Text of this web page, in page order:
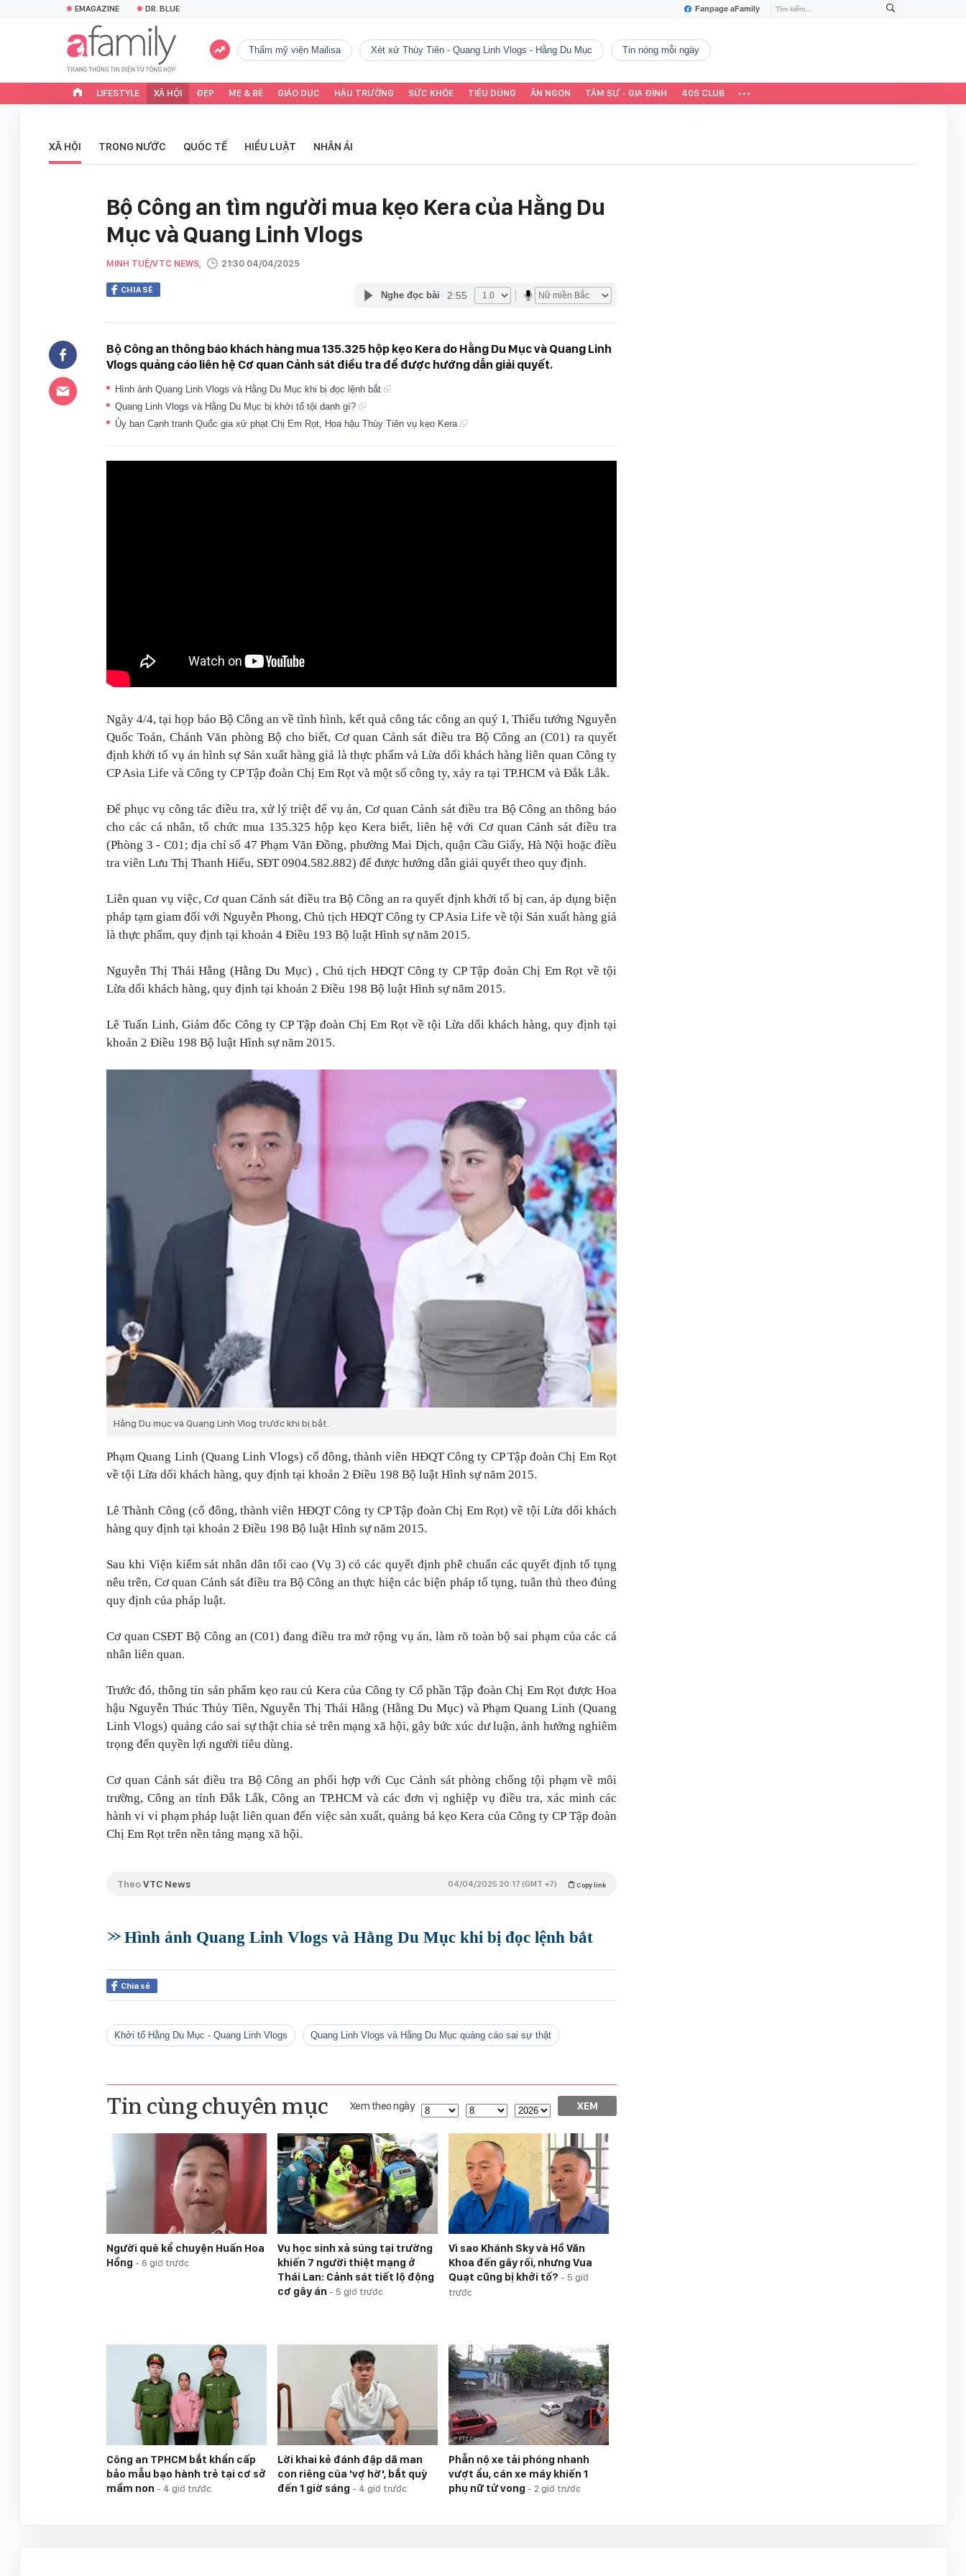
Fanpage aFamily
EMAGAZINE DR. BLUE
Thẩm mỹ viện Mailisa Xét xử Thùy Tiên - Quang Linh Vlogs - Hằng Du Mục tin nóng mỗi ngày
LIFESTYLE XÃ HỘI ĐẸP MẸ & BÉ GIÁO DỤC HẬU TRƯỜNG SỨC KHỎE TIÊU DÙNG ĂN NGON TÂM SỰ - GIA ĐÌNH 40S CLUB
XÃ HỘI TRONG NƯỚC QUỐC TẾ HIỂU LUẬT NHÂN ÁI
Bộ Công an tìm người mua kẹo Kera của Hằng Du
Mục và Quang Linh Vlogs
MINH TUỆ/VTC NEWS, 21:30 04/04/2025
CHIA SẺ Nghe đọc bài 2:55
Bộ Công an thông báo khách hàng mua 135.325 hộp kẹo Kera do Hằng Du Mục và Quang Linh
Vlogs quảng cáo liên hệ Cơ quan Cảnh sát điều tra để được hướng dẫn giải quyết.
Hình ảnh Quang Linh Vlogs và Hằng Du Mục khi bị đọc lệnh bắt
Quang Linh Vlogs và Hằng Du Mục bị khởi tố tội danh gì?
Ủy ban Cạnh tranh Quốc gia xử phạt Chị Em Rọt, Hoa hậu Thùy Tiên vụ kẹo Kera
Ngày 4/4, tại họp báo Bộ Công an về tình hình, kết quả công tác công an quý I, Thiếu tướng Nguyễn
Quốc Toản, Chánh Văn phòng Bộ cho biết, Cơ quan Cảnh sát điều tra Bộ Công an (C01) ra quyết
định khởi tố vụ án hình sự Sản xuất hàng giả là thực phẩm và Lừa dối khách hàng liên quan Công ty
CP Asia Life và Công ty CP Tập đoàn Chị Em Rọt và một số công ty, xảy ra tại TP.HCM và Đắk Lắk.
Để phục vụ công tác điều tra, xử lý triệt để vụ án, Cơ quan Cảnh sát điều tra Bộ Công an thông báo
cho các cá nhân, tổ chức mua 135.325 hộp kẹo Kera biết, liên hệ với Cơ quan Cảnh sát điều tra
(Phòng 3 - C01; địa chỉ số 47 Phạm Văn Đồng, phường Mai Dịch, quận Cầu Giấy, Hà Nội hoặc điều
tra viên Lưu Thị Thanh Hiếu, SĐT 0904.582.882) để được hướng dẫn giải quyết theo quy định.
Liên quan vụ việc, Cơ quan Cảnh sát điều tra Bộ Công an ra quyết định khởi tố bị can, áp dụng biện
pháp tạm giam đối với Nguyễn Phong, Chủ tịch HĐQT Công ty CP Asia Life về tội Sản xuất hàng giả
là thực phẩm, quy định tại khoản 4 Điều 193 Bộ luật Hình sự năm 2015.
Nguyễn Thị Thái Hằng (Hằng Du Mục) , Chủ tịch HĐQT Công ty CP Tập đoàn Chị Em Rọt về tội
Lừa dối khách hàng, quy định tại khoản 2 Điều 198 Bộ luật Hình sự năm 2015.
Lê Tuấn Linh, Giám đốc Công ty CP Tập đoàn Chị Em Rọt về tội Lừa dối khách hàng, quy định tại
khoản 2 Điều 198 Bộ luật Hình sự năm 2015.
Hằng Du mục và Quang Linh Vlog trước khi bị bắt.
Phạm Quang Linh (Quang Linh Vlogs) cổ đông, thành viên HĐQT Công ty CP Tập đoàn Chị Em Rọt
về tội Lừa dối khách hàng, quy định tại khoản 2 Điều 198 Bộ luật Hình sự năm 2015.
Lê Thành Công (cổ đông, thành viên HĐQT Công ty CP Tập đoàn Chị Em Rọt) về tội Lừa dối khách
hàng quy định tại khoản 2 Điều 198 Bộ luật Hình sự năm 2015.
Sau khi Viện kiểm sát nhân dân tối cao (Vụ 3) có các quyết định phê chuẩn các quyết định tố tụng
nêu trên, Cơ quan Cảnh sát điều tra Bộ Công an thực hiện các biện pháp tố tụng, tuân thủ theo đúng
quy định của pháp luật.
Cơ quan CSĐT Bộ Công an (C01) đang điều tra mở rộng vụ án, làm rõ toàn bộ sai phạm của các cá
nhân liên quan.
Trước đó, thông tin sản phẩm kẹo rau củ Kera của Công ty Cổ phần Tập đoàn Chị Em Rọt được Hoa
hậu Nguyễn Thúc Thủy Tiên, Nguyễn Thị Thái Hằng (Hằng Du Mục) và Phạm Quang Linh (Quang
Linh Vlogs) quảng cáo sai sự thật chia sẻ trên mạng xã hội, gây bức xúc dư luận, ảnh hưởng nghiêm
trọng đến quyền lợi người tiêu dùng.
Cơ quan Cảnh sát điều tra Bộ Công an phối hợp với Cục Cảnh sát phòng chống tội phạm về môi
trường, Công an tỉnh Đắk Lắk, Công an TP.HCM và các đơn vị nghiệp vụ điều tra, xác minh các
hành vi vi phạm pháp luật liên quan đến việc sản xuất, quảng bá kẹo Kera của Công ty CP Tập đoàn
Chị Em Rọt trên nền tảng mạng xã hội.
TheoVTC News Copy link
04/04/2025 20:17 (GMT +7)
Hình ảnh Quang Linh Vlogs và Hằng Du Mục khi bị đọc lệnh bắt
Chia sẻ
Khởi tố Hằng Du Mục - Quang Linh Vlogs Quang Linh Vlogs và Hằng Du Mục quảng cáo sai sự thật
Tin cùng chuyên mục Xem theo ngày XEM
Người quê kể chuyện Huấn Hoa
Hồng - 6 giờ trước
Vụ học sinh xả súng tại trường
khiến 7 người thiệt mạng ở
Thái Lan: Cảnh sát tiết lộ động
cơ gây án - 5 giờ trước
Vì sao Khánh Sky và Hồ Văn
Khoa đến gây rối, nhưng Vua
Quạt cũng bị khởi tố? - 5 giờ
trước
Công an TPHCM bắt khẩn cấp
bảo mẫu bạo hành trẻ tại cơ sở
mầm non - 4 giờ trước
Lời khai kẻ đánh đập dã man
con riêng của 'vợ hờ', bắt quỳ
đến 1 giờ sáng - 4 giờ trước
Phẫn nộ xe tải phóng nhanh
vượt ẩu, cán xe máy khiến 1
phụ nữ tử vong - 2 giờ trước